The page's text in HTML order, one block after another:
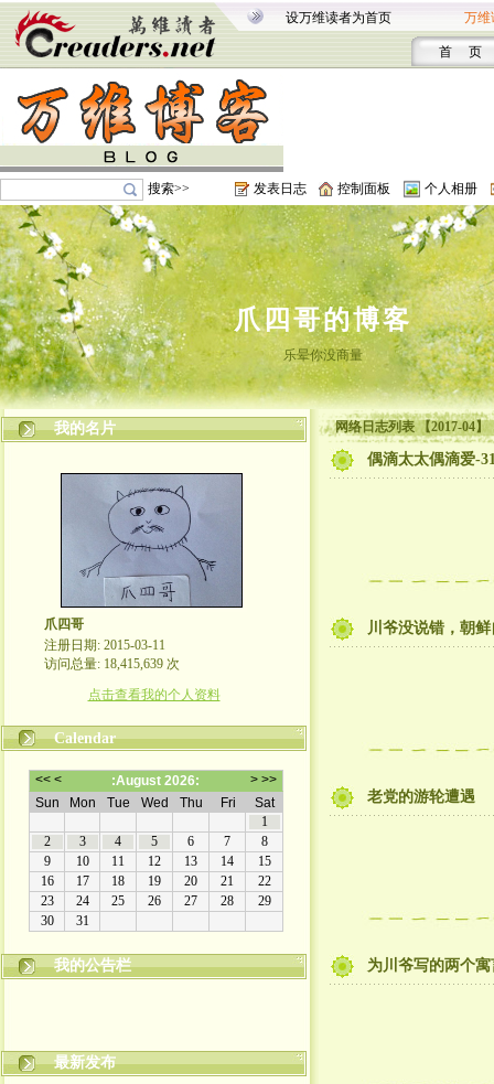
设万维读者为首页 万维
首 页
搜索>> 发表日志 控制面板 个人相册
爪四哥的博客
乐晕你没商量
我的名片
爪四哥
注册日期: 2015-03-11
访问总量: 18,415,639 次
点击查看我的个人资料
Calendar
我的公告栏
嬉笑怒骂皆文章，酸甜苦辣铸人生
最新发布
网络日志列表 【2017-04】
偶滴太太偶滴爱-
川爷没说错，朝
老党的游轮遭遇
为川爷写的两个